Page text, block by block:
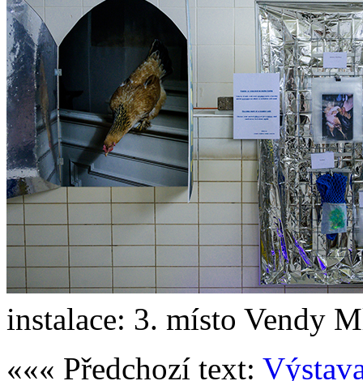
instalace: 3. místo Vendy
««« Předchozí text: